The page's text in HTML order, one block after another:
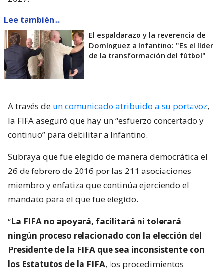
Lee también...
El espaldarazo y la reverencia de
Domínguez a Infantino: "Es el líder
de la transformación del fútbol"
A través de un comunicado atribuido a su portavoz,
la FIFA aseguró que hay un “esfuerzo concertado y
continuo” para debilitar a Infantino.
Subraya que fue elegido de manera democrática el
26 de febrero de 2016 por las 211 asociaciones
miembro y enfatiza que continúa ejerciendo el
mandato para el que fue elegido.
“La FIFA no apoyará, facilitará ni tolerará
ningún proceso relacionado con la elección del
Presidente de la FIFA que sea inconsistente con
los Estatutos de la FIFA, los procedimientos